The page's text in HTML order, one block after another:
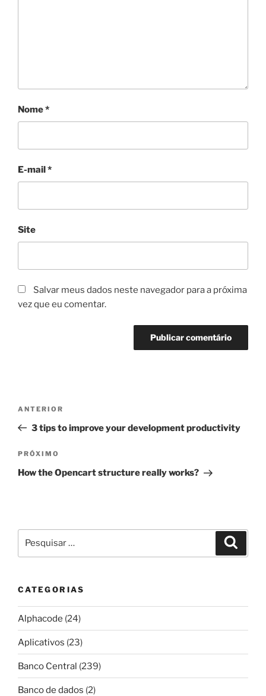
Nome*
E-mail*
Site
Salvar meus dados neste navegador para a próxima
vez que eu comentar.
Post
Post
anterior
ANTERIOR
3 tips to improve your development productivity
Próximo
post
PRÓXIMO
How the Opencart structure really works?
por:
CATEGORIAS
Alphacode (24)
Aplicativos (23)
Banco Central (239)
Banco de dados (2)